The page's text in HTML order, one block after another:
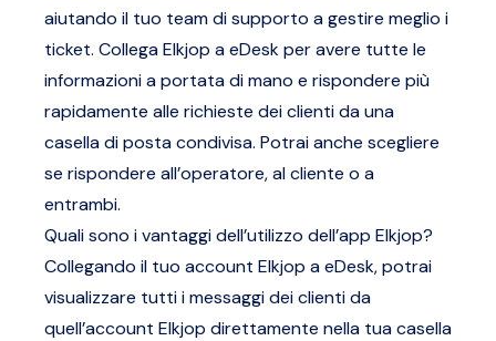
aiutando il tuo team di supporto a gestire meglio i
ticket. Collega Elkjop a eDesk per avere tutte le
informazioni a portata di mano e rispondere più
rapidamente alle richieste dei clienti da una
casella di posta condivisa. Potrai anche scegliere
se rispondere all’operatore, al cliente o a
entrambi.
Quali sono i vantaggi dell’utilizzo dell’app Elkjop?
Collegando il tuo account Elkjop a eDesk, potrai
visualizzare tutti i messaggi dei clienti da
quell’account Elkjop direttamente nella tua casella